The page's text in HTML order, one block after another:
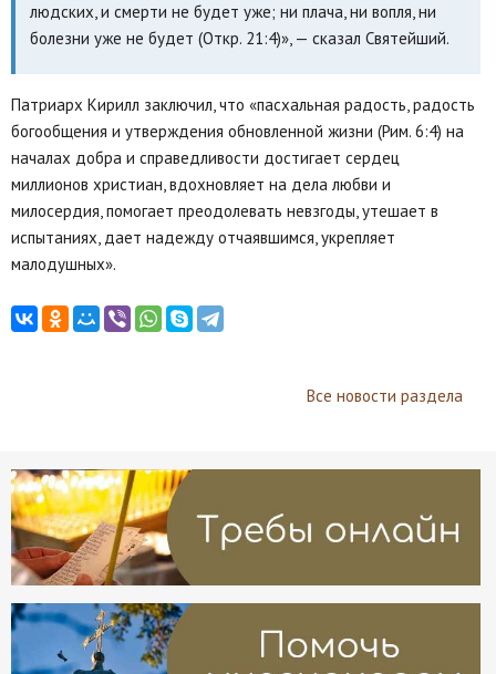
людских, и смерти не будет уже; ни плача, ни вопля, ни
болезни уже не будет (Откр. 21:4)», — сказал Святейший.
Патриарх Кирилл заключил, что «пасхальная радость, радость
богообщения и утверждения обновленной жизни (Рим. 6:4) на
началах добра и справедливости достигает сердец
миллионов христиан, вдохновляет на дела любви и
милосердия, помогает преодолевать невзгоды, утешает в
испытаниях, дает надежду отчаявшимся, укрепляет
малодушных».
Все новости раздела